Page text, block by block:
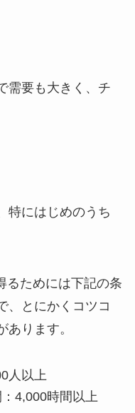
需要も大きく、チ
特にはじめのうち
るためには下記の条
、とにかくコツコ
ります。
人以上
4,000時間以上